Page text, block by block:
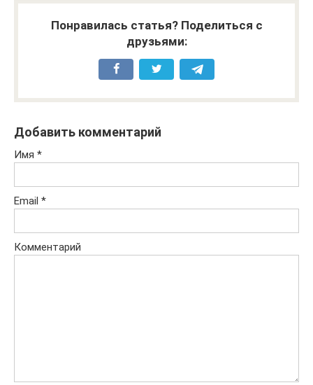
Понравилась статья? Поделиться с
друзьями:
Добавить комментарий
Имя *
Email *
Комментарий